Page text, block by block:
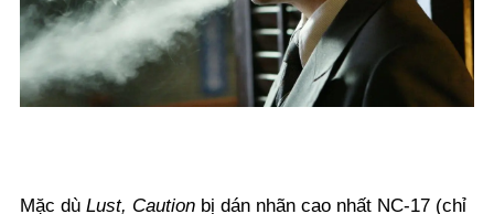
Mặc dù Lust, Caution bị dán nhãn cao nhất NC-17 (chỉ